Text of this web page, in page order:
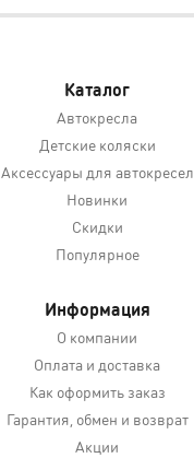
Каталог
Автокресла
Детские коляски
Аксессуары для автокресел
Новинки
Скидки
Популярное
Информация
О компании
Оплата и доставка
Как оформить заказ
Гарантия, обмен и возврат
Акции